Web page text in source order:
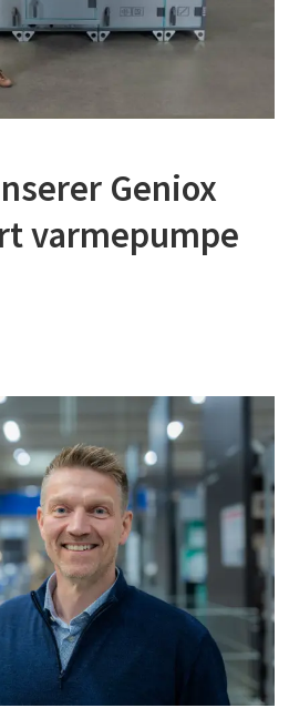
Geniox
varmepumpe